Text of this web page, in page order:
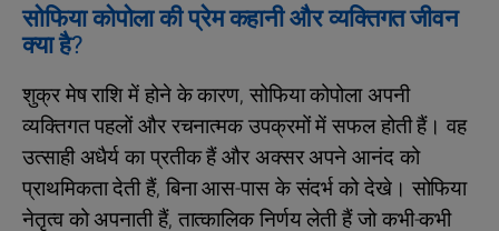
सोफिया कोपोला की प्रेम कहानी और व्यक्तिगत जीवन
क्या है?
शुक्र मेष राशि में होने के कारण, सोफिया कोपोला अपनी
व्यक्तिगत पहलों और रचनात्मक उपक्रमों में सफल होती हैं। वह
उत्साही अधैर्य का प्रतीक हैं और अक्सर अपने आनंद को
प्राथमिकता देती हैं, बिना आस-पास के संदर्भ को देखे। सोफिया
नेतृत्व को अपनाती हैं, तात्कालिक निर्णय लेती हैं जो कभी-कभी